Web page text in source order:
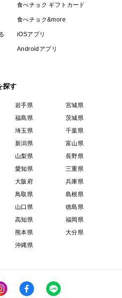
食べチョク ギフトカード
食べチョク&more
iOSアプリ
Androidアプリ
探す
岩手県
宮城県
福島県
茨城県
埼玉県
千葉県
新潟県
富山県
山梨県
長野県
愛知県
三重県
大阪府
兵庫県
鳥取県
島根県
山口県
徳島県
高知県
福岡県
熊本県
大分県
沖縄県